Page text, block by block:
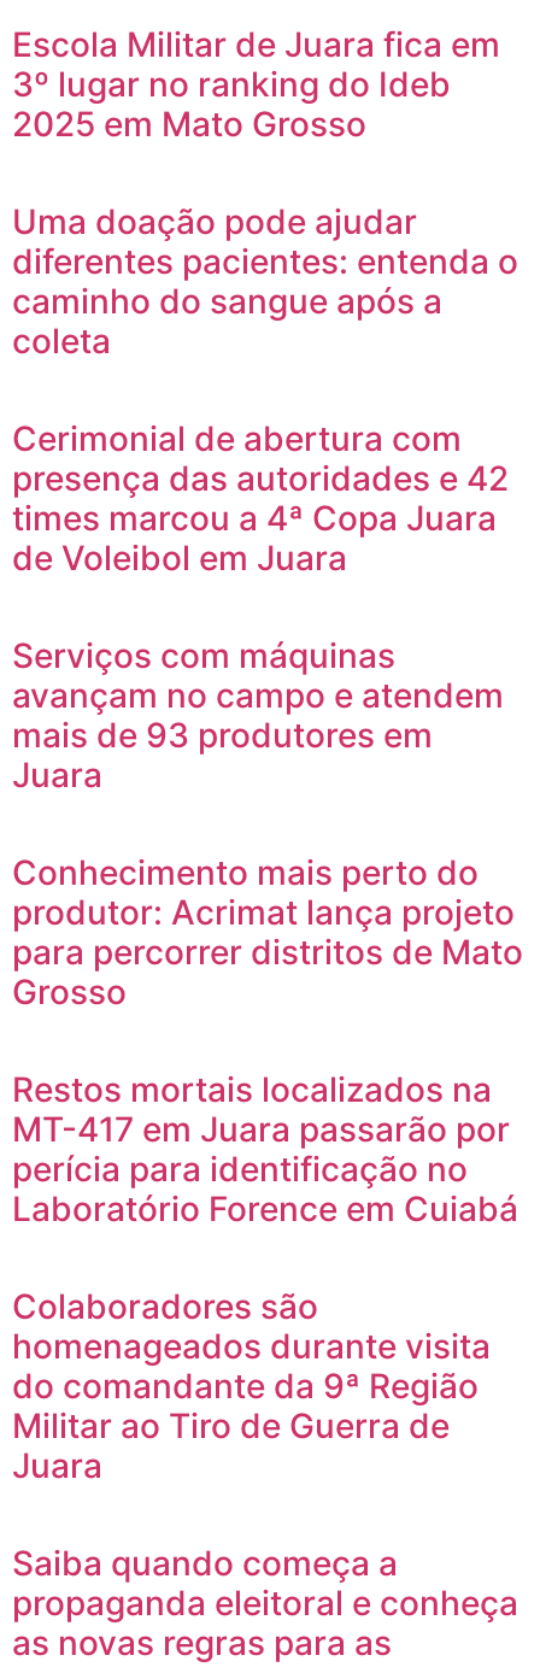
Escola Militar de Juara fica em
3º lugar no ranking do Ideb
2025 em Mato Grosso
Uma doação pode ajudar
diferentes pacientes: entenda o
caminho do sangue após a
coleta
Cerimonial de abertura com
presença das autoridades e 42
times marcou a 4ª Copa Juara
de Voleibol em Juara
Serviços com máquinas
avançam no campo e atendem
mais de 93 produtores em
Juara
Conhecimento mais perto do
produtor: Acrimat lança projeto
para percorrer distritos de Mato
Grosso
Restos mortais localizados na
MT-417 em Juara passarão por
perícia para identificação no
Laboratório Forence em Cuiabá
Colaboradores são
homenageados durante visita
do comandante da 9ª Região
Militar ao Tiro de Guerra de
Juara
Saiba quando começa a
propaganda eleitoral e conheça
as novas regras para as